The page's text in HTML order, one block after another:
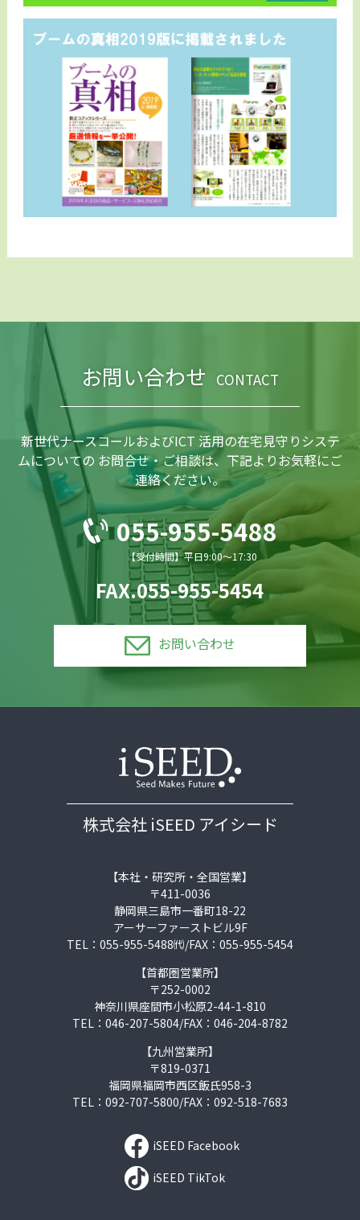
お問い合わせ CONTACT
新世代ナースコールおよびICT 活用の在宅見守りシステ
ムについての お問合せ・ご相談は、下記よりお気軽にご
連絡ください。
055-955-5488
【受付時間】平日9:00〜17:30
FAX.055-955-5454
お問い合わせ
株式会社 iSEED アイシード
【本社・研究所・全国営業】
〒411-0036
静岡県三島市一番町18-22
アーサーファーストビル9F
TEL：055-955-5488㈹/FAX：055-955-5454
【首都圏営業所】
〒252-0002
神奈川県座間市小松原2-44-1-810
TEL：046-207-5804/FAX：046-204-8782
【九州営業所】
〒819-0371
福岡県福岡市西区飯氏958-3
TEL：092-707-5800/FAX：092-518-7683
iSEED Facebook
iSEED TikTok